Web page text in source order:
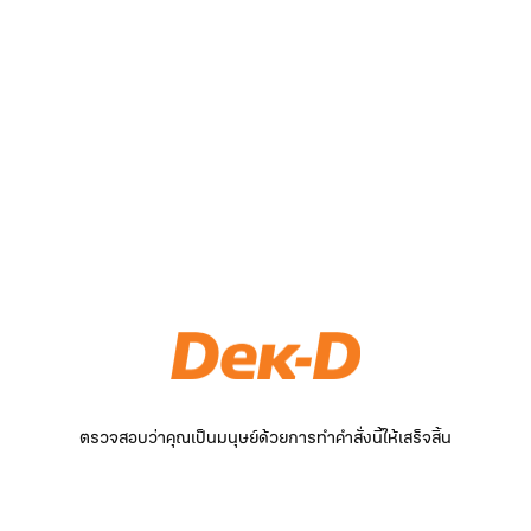
ตรวจสอบว่าคุณเป็นมนุษย์ด้วยการทำคำสั่งนี้ให้เสร็จสิ้น